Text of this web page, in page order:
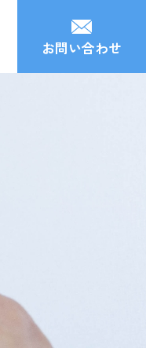
お問い合わせ